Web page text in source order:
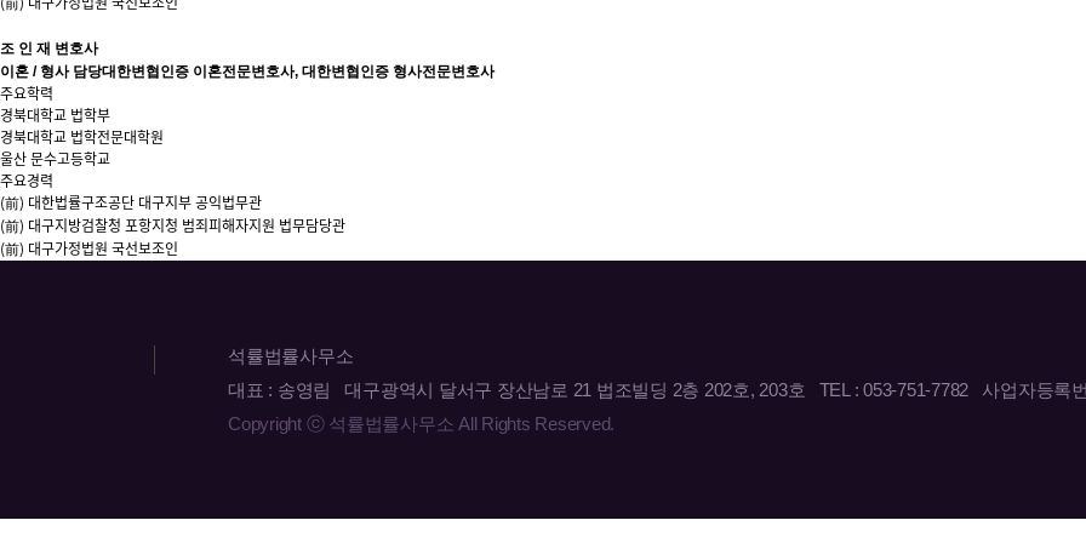
조 인 재 변호사
이혼 / 형사 담당대한변협인증 이혼전문변호사, 대한변협인증 형사전문변호사
주요학력
경북대학교 법학부
경북대학교 법학전문대학원
울산 문수고등학교
주요경력
(前) 대한법률구조공단 대구지부 공익법무관
(前) 대구지방검찰청 포항지청 범죄피해자지원 법무담당관
(前) 대구가정법원 국선보조인
석률법률사무소
대표 : 송영림 대구광역시 달서구 장산남로 21 법조빌딩 2층 202호, 203호 TEL : 053-751-7782 사업자등록
Copyright ⓒ 석률법률사무소 All Rights Reserved.